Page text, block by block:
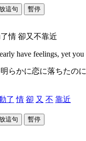
這句 暫停
情 卻又不靠近
have feelings, yet you
らかに恋に落ちたの
了 情 卻 又 不 靠近
這句 暫停